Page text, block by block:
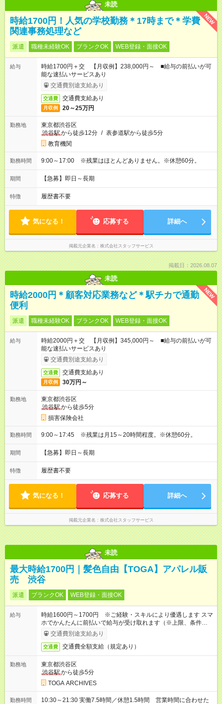
未読
NEW
時給1700円！人気の学校勤務＊17時まで＊学費
関連事務処理など
派遣 職種未経験OK ブランクOK WEB登録・面接OK
給与
時給1700円＋交 【月収例】238,000円～ ■給与の前払いが可
能な速払いサービスあり
交通費別途支給あり
交通費 交通費支給あり
月収例 20～25万円
勤務地
東京都渋谷区
渋谷駅から徒歩12分 / 表参道駅から徒歩5分
教育機関
勤務時間 9:00～17:00 ※残業はほとんどありません。※休憩60分。
期間 【急募】即日～長期
特徴 履歴書不要
気になる！ 応募する 詳細へ
掲載元企業名 株式会社スタッフサービス
掲載日：2026.08.07
未読
NEW
時給2000円＊顧客対応業務など＊駅チカで通勤
便利
派遣 職種未経験OK ブランクOK WEB登録・面接OK
給与
時給2000円＋交 【月収例】345,000円～ ■給与の前払いが可
能な速払いサービスあり
交通費別途支給あり
交通費 交通費支給あり
月収例 30万円～
勤務地
東京都渋谷区
渋谷駅から徒歩5分
損害保険会社
勤務時間 9:00～17:45 ※残業は月15～20時間程度。※休憩60分。
期間 【急募】即日～長期
特徴 履歴書不要
気になる！ 応募する 詳細へ
掲載元企業名 株式会社スタッフサービス
未読
最大時給1700円｜髪色自由【TOGA】アパレル販
売 渋谷
派遣 ブランクOK WEB登録・面接OK
給与
時給1600円～1700円 ※ご経験・スキルにより優遇します スマ
ホでかんたんに前払いで給与が受け取れます（※上限、条件あ
り）交通費別途支給あり
交通費 交通費全額支給（規定あり）
勤務地
東京都渋谷区
渋谷駅から徒歩5分
TOGA ARCHIVES
勤務時間
10:30～21:30 実働7.5時間／休憩1.5時間 営業時間に合わせた